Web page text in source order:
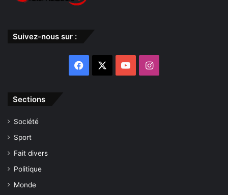
Suivez-nous sur :
Facebook YouTubeInstagram
Sections
Société
Sport
Fait divers
Politique
Monde